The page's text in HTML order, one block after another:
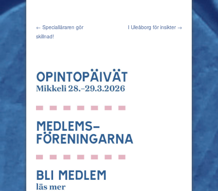
← Specialläraren gör
skillnad!
I Uleåborg för insikter →